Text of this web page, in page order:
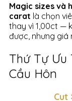
Magic sizes và
carat là chọn
thay vì 1,00ct —
được, nhưng giá
Thứ Tự Ưu
Cầu Hôn
Cut